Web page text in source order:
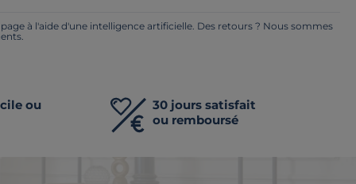
à l'aide d'une intelligence artificielle. Des retours ? Nous sommes
ou
30 jours satisfait
ou remboursé